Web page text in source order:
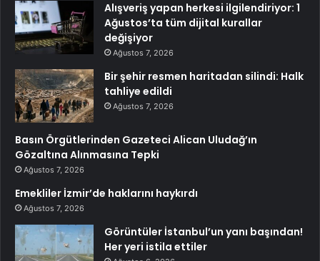
Alışveriş yapan herkesi ilgilendiriyor: 1
Ağustos’ta tüm dijital kurallar
değişiyor
Ağustos 7, 2026
Bir şehir resmen haritadan silindi: Halk
tahliye edildi
Ağustos 7, 2026
Basın Örgütlerinden Gazeteci Alican Uludağ’ın
Gözaltına Alınmasına Tepki
Ağustos 7, 2026
Emekliler İzmir’de haklarını haykırdı
Ağustos 7, 2026
Görüntüler İstanbul’un yanı başından!
Her yeri istila ettiler